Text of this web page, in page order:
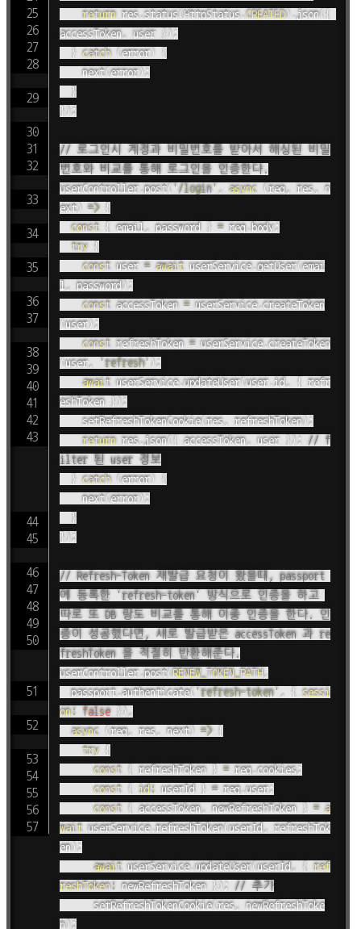
return res . status( HttpStatus .CREATED) .json( {
accessToken, user } ) ;
} catch ( error)
{
next( error) ;
}
} ) ;
// 로그인시 계정과 비밀번호를 받아서 해싱된 비밀
번호와 비교를 통해 로그인을 인증한다.
userController.post( '/login' , async ( req, res, n
ext) =>
{
const
{ email , password } = req.body;
try
{
const user = await userService.getUser( emai
l , password) ;
const accessToken = userService.createToken
( user) ;
const refreshToken = userService.createToken
( user, 'refresh' ) ;
await userService.updateUser( user. id, {
refr
eshToken
} ) ;
setRefreshTokenCookie( res, refreshToken) ;
return res .json( { accessToken, user } ) ; // f
ilter 된 user 정보
} catch ( error)
{
next( error) ;
}
} ) ;
// Refresh-Token 재발급 요청이 왔을때, passport
에 등록한 'refresh-token' 방식으로 인증을 하고
따로 또 DB 랑도 비교를 통해 이중 인증을 한다. 인
증이 성공했다면, 새로 발급받은 accessToken 과 re
freshToken 을 적절히 반환해준다.
userController.post( RENEW_TOKEN_PATH,
	passport
.authenticate( 'refresh-token' , {
sessi
on: false } ) ,
async
( req, res, next) =>
{
try
{
const
{ refreshToken } = req.cookies;
const
{ id: userId } = req.user;
const
{ accessToken, newRefreshToken } = a
wait userService. refreshToken( userId,
refreshTok
en) ;
await userService.updateUser( userId, {
ref
reshToken: newRefreshToken } ) ; // 추가
setRefreshTokenCookie( res, newRefreshToke
n) ;